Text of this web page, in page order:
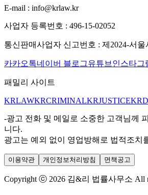
E-mail : info@krlaw.kr
사업자 등록번호 : 496-15-02052
통신판매사업자 신고번호 : 제2024-서울
카카오톡네이버 블로그유튜브 인스타그
패밀리 사이트
KRLAWKRCRIMINALKRJUSTICE
-광고 전화 및 메일로 소중한 고객님께
니다.
광고는 예외 없이 영업방해로 법적조치
이용약관 개인정보처리방침 면책공고
Copyright ⓒ 2026 김&리 법률사무소 All